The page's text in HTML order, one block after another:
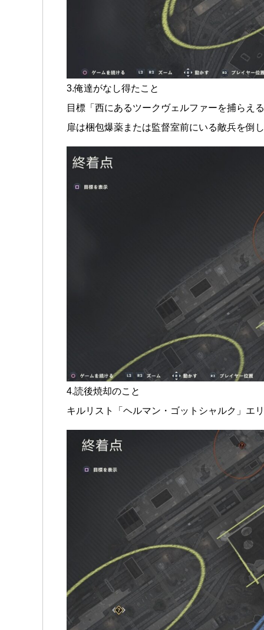
3.俺達がなし得たこと
目標「西にあるツークヴェルファーを捕らえ
扉は梱包爆薬または監督室前にいる敵兵を倒
4.読後焼却のこと
キルリスト「ヘルマン・ゴットシャルク」エ